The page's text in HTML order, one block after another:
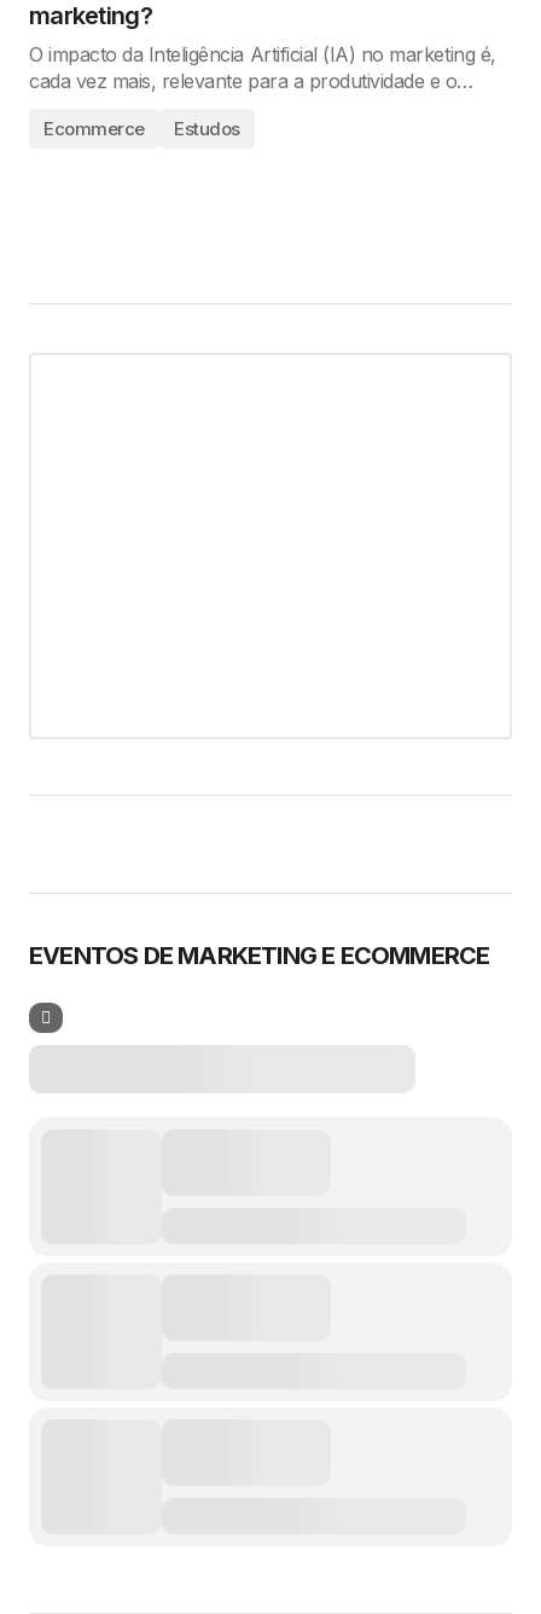
marketing?
O impacto da Inteligência Artificial (IA) no marketing é,
cada vez mais, relevante para a produtividade e o…
Ecommerce Estudos
EVENTOS DE MARKETING E ECOMMERCE